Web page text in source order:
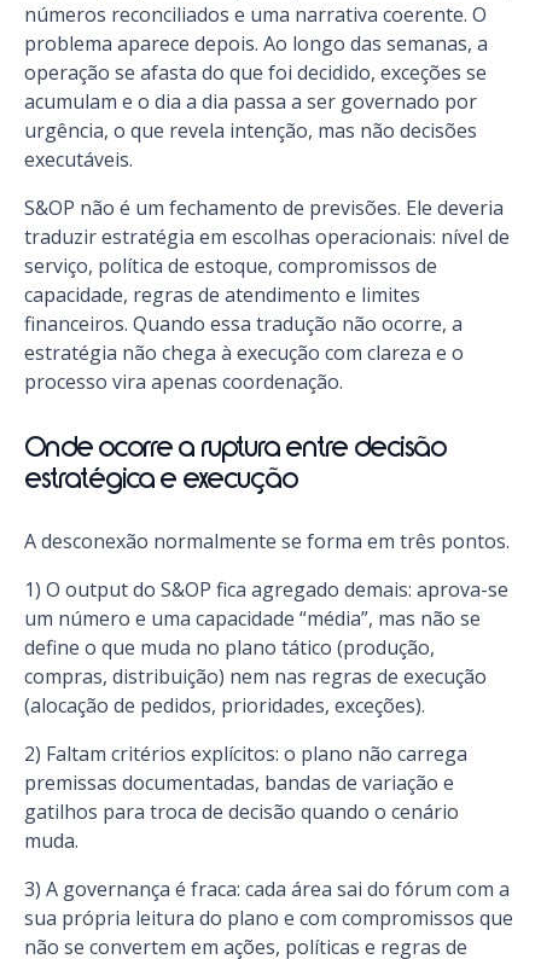
números reconciliados e uma narrativa coerente. O
problema aparece depois. Ao longo das semanas, a
operação se afasta do que foi decidido, exceções se
acumulam e o dia a dia passa a ser governado por
urgência, o que revela intenção, mas não decisões
executáveis.
S&OP não é um fechamento de previsões. Ele deveria
traduzir estratégia em escolhas operacionais: nível de
serviço, política de estoque, compromissos de
capacidade, regras de atendimento e limites
financeiros. Quando essa tradução não ocorre, a
estratégia não chega à execução com clareza e o
processo vira apenas coordenação.
Onde ocorre a ruptura entre decisão
estratégica e execução
A desconexão normalmente se forma em três pontos.
1) O output do S&OP fica agregado demais: aprova-se
um número e uma capacidade “média”, mas não se
define o que muda no plano tático (produção,
compras, distribuição) nem nas regras de execução
(alocação de pedidos, prioridades, exceções).
2) Faltam critérios explícitos: o plano não carrega
premissas documentadas, bandas de variação e
gatilhos para troca de decisão quando o cenário
muda.
3) A governança é fraca: cada área sai do fórum com a
sua própria leitura do plano e com compromissos que
não se convertem em ações, políticas e regras de